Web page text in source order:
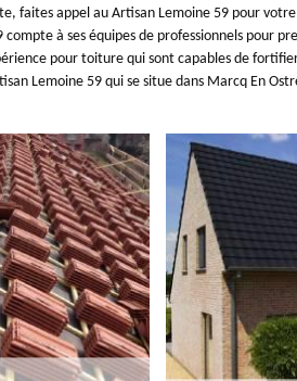
faites appel au Artisan Lemoine 59 pour votre
à ses équipes de professionnels pour
pour toiture qui sont capables de
Lemoine 59 qui se situe dans Marcq En